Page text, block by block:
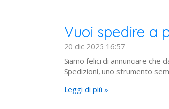
Vuoi spedire a
20 dic 2025 16:57
Siamo felici di annunciare
Spedizioni, uno strumento
Leggi di più »